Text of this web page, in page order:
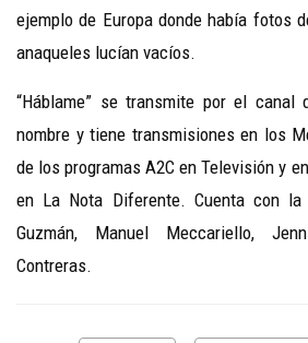
ejemplo de Europa donde había fotos
anaqueles lucían vacíos.
“Háblame” se transmite por el canal
nombre y tiene transmisiones en los
de los programas A2C en Televisión y
en La Nota Diferente. Cuenta con
Guzmán, Manuel Meccariello,
Contreras.